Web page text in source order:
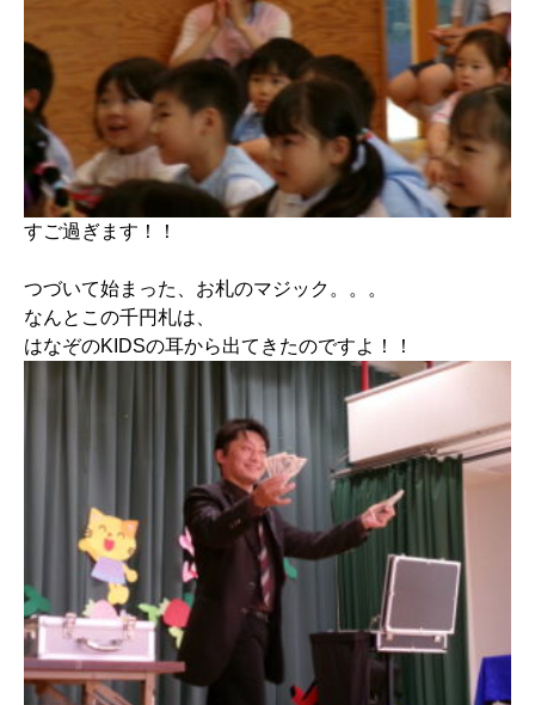
すご過ぎます！！
つづいて始まった、お札のマジック。。。
なんとこの千円札は、
はなぞのKIDSの耳から出てきたのですよ！！